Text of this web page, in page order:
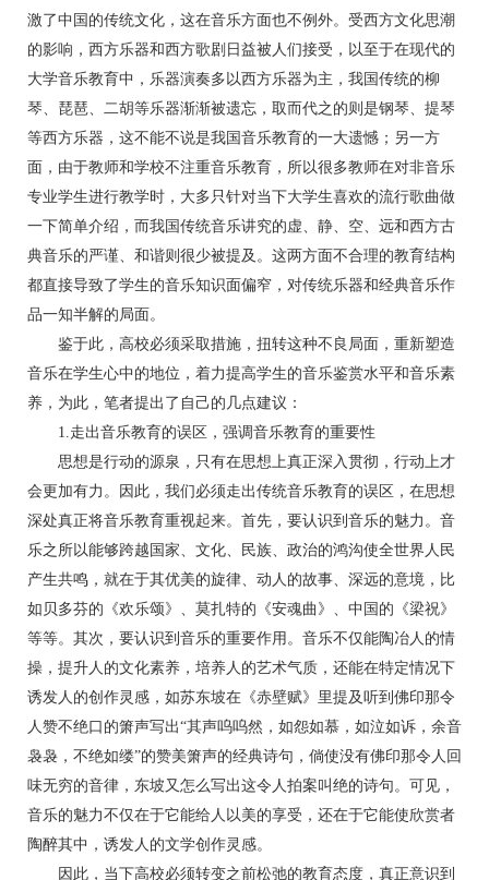
激了中国的传统文化，这在音乐方面也不例外。受西方文化思潮
的影响，西方乐器和西方歌剧日益被人们接受，以至于在现代的
大学音乐教育中，乐器演奏多以西方乐器为主，我国传统的柳
琴、琵琶、二胡等乐器渐渐被遗忘，取而代之的则是钢琴、提琴
等西方乐器，这不能不说是我国音乐教育的一大遗憾；另一方
面，由于教师和学校不注重音乐教育，所以很多教师在对非音乐
专业学生进行教学时，大多只针对当下大学生喜欢的流行歌曲做
一下简单介绍，而我国传统音乐讲究的虚、静、空、远和西方古
典音乐的严谨、和谐则很少被提及。这两方面不合理的教育结构
都直接导致了学生的音乐知识面偏窄，对传统乐器和经典音乐作
品一知半解的局面。
鉴于此，高校必须采取措施，扭转这种不良局面，重新塑造
音乐在学生心中的地位，着力提高学生的音乐鉴赏水平和音乐素
养，为此，笔者提出了自己的几点建议：
1.走出音乐教育的误区，强调音乐教育的重要性
思想是行动的源泉，只有在思想上真正深入贯彻，行动上才
会更加有力。因此，我们必须走出传统音乐教育的误区，在思想
深处真正将音乐教育重视起来。首先，要认识到音乐的魅力。音
乐之所以能够跨越国家、文化、民族、政治的鸿沟使全世界人民
产生共鸣，就在于其优美的旋律、动人的故事、深远的意境，比
如贝多芬的《欢乐颂》、莫扎特的《安魂曲》、中国的《梁祝》
等等。其次，要认识到音乐的重要作用。音乐不仅能陶冶人的情
操，提升人的文化素养，培养人的艺术气质，还能在特定情况下
诱发人的创作灵感，如苏东坡在《赤壁赋》里提及听到佛印那令
人赞不绝口的箫声写出“其声呜呜然，如怨如慕，如泣如诉，余音
袅袅，不绝如缕”的赞美箫声的经典诗句，倘使没有佛印那令人回
味无穷的音律，东坡又怎么写出这令人拍案叫绝的诗句。可见，
音乐的魅力不仅在于它能给人以美的享受，还在于它能使欣赏者
陶醉其中，诱发人的文学创作灵感。
因此，当下高校必须转变之前松弛的教育态度，真正意识到